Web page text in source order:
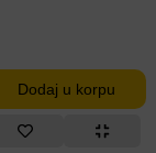
Dodaj u korpu